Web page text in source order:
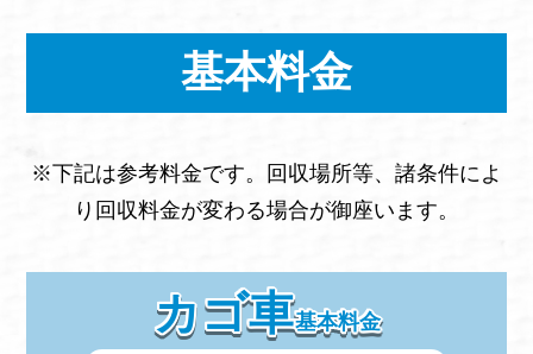
基本料金
※下記は参考料金です。回収場所等、諸条件によ
り回収料金が変わる場合が御座います。
カゴ車基本料金